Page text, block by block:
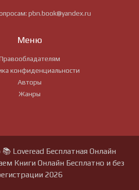
pbn.book@yandex.ru
Меню
конфиденциальности
Авторы
Жанры
Loveread Бесплатная Онлайн
Книги Онлайн Бесплатно и без
2026